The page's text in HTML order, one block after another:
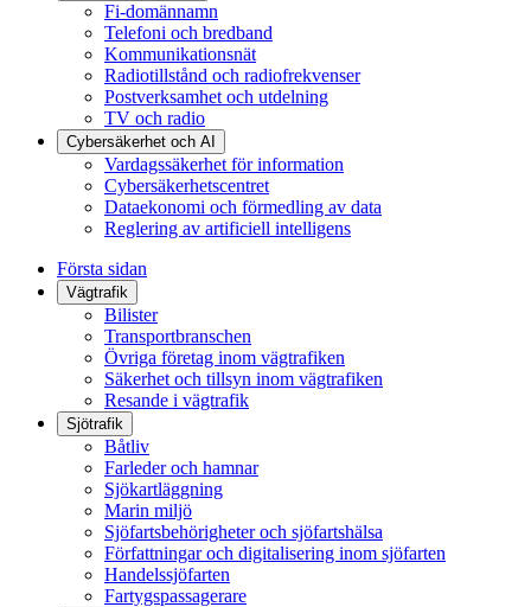
Fi-domännamn
Telefoni och bredband
Kommunikationsnät
Radiotillstånd och radiofrekvenser
Postverksamhet och utdelning
TV och radio
Cybersäkerhet och AI
Vardagssäkerhet för information
Cybersäkerhetscentret
Dataekonomi och förmedling av data
Reglering av artificiell intelligens
Första sidan
Vägtrafik
Bilister
Transportbranschen
Övriga företag inom vägtrafiken
Säkerhet och tillsyn inom vägtrafiken
Resande i vägtrafik
Sjötrafik
Båtliv
Farleder och hamnar
Sjökartläggning
Marin miljö
Sjöfartsbehörigheter och sjöfartshälsa
Författningar och digitalisering inom sjöfarten
Handelssjöfarten
Fartygspassagerare